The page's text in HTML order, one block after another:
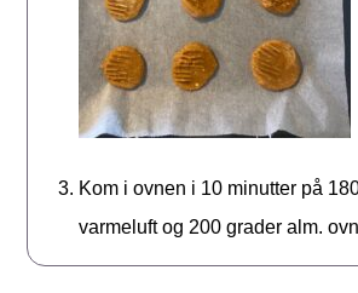
Kom i ovnen i 10 minutter på
varmeluft og 200 grader alm.